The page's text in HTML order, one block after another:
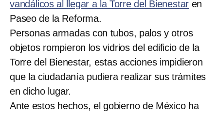
vandálicos al llegar a la Torre del Bienestar en
Paseo de la Reforma.
Personas armadas con tubos, palos y otros
objetos rompieron los vidrios del edificio de la
Torre del Bienestar, estas acciones impidieron
que la ciudadanía pudiera realizar sus trámites
en dicho lugar.
Ante estos hechos, el gobierno de México ha